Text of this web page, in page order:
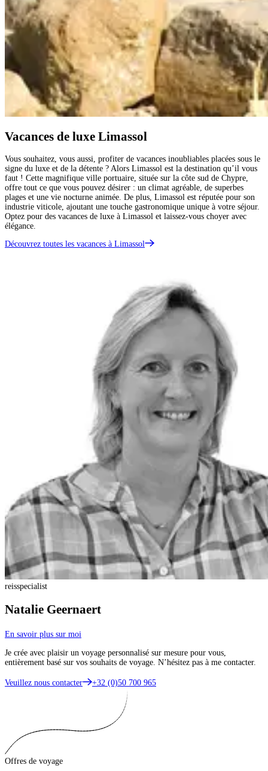
Vacances de luxe Limassol
Vous souhaitez, vous aussi, profiter de vacances inoubliables placées sous le
signe du luxe et de la détente ? Alors Limassol est la destination qu’il vous
faut ! Cette magnifique ville portuaire, située sur la côte sud de Chypre,
offre tout ce que vous pouvez désirer : un climat agréable, de superbes
plages et une vie nocturne animée. De plus, Limassol est réputée pour son
industrie viticole, ajoutant une touche gastronomique unique à votre séjour.
Optez pour des vacances de luxe à Limassol et laissez-vous choyer avec
élégance.
Découvrez toutes les vacances à Limassol
reisspecialist
Natalie Geernaert
En savoir plus sur moi
Je crée avec plaisir un voyage personnalisé sur mesure pour vous,
entièrement basé sur vos souhaits de voyage. N’hésitez pas à me contacter.
Veuillez nous contacter +32 (0)50 700 965
Offres de voyage